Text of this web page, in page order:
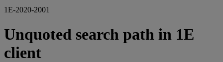
1E-2020-2001
Unquoted search path in 1E
client